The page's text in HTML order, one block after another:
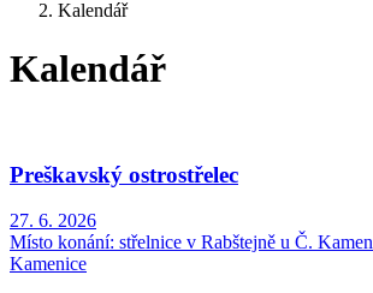
Kalendář
Kalendář
Preškavský ostrostřelec
27. 6. 2026
Místo konání: střelnice v Rabštejně u Č.
Kamenice